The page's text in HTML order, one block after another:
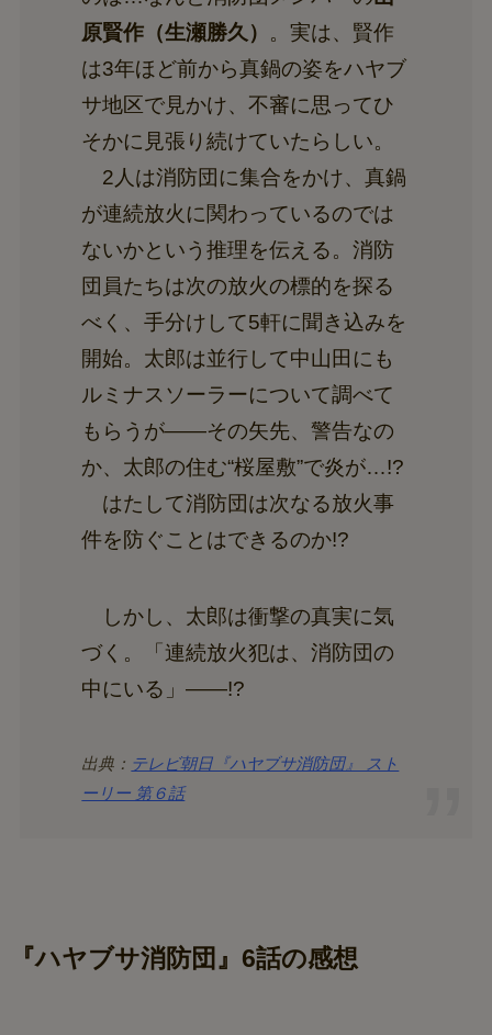
原賢作（生瀬勝久） 。実は、賢作
は3年ほど前から真鍋の姿をハヤブ
サ地区で見かけ、不審に思ってひ
そかに見張り続けていたらしい。
2人は消防団に集合をかけ、真鍋
が連続放火に関わっているのでは
ないかという推理を伝える。消防
団員たちは次の放火の標的を探る
べく、手分けして5軒に聞き込みを
開始。太郎は並行して中山田にも
ルミナスソーラーについて調べて
もらうが――その矢先、警告なの
か、太郎の住む“桜屋敷”で炎が…!?
はたして消防団は次なる放火事
件を防ぐことはできるのか!?
しかし、太郎は衝撃の真実に気
づく。「連続放火犯は、消防団の
中にいる」――!?
出典： テレビ朝日『ハヤブサ消防団』 スト
ーリー 第６話
『ハヤブサ消防団』6話の感想